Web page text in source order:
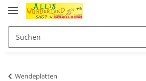
Wendeplatten